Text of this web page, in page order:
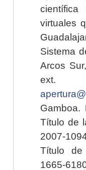
virtuales
Sistema
Arcos
Título de
2007-
Título de
1665-